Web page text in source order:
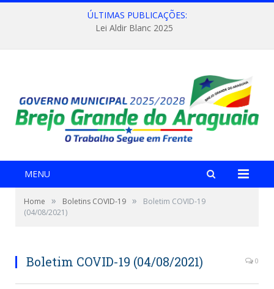
ÚLTIMAS PUBLICAÇÕES:
Lei Aldir Blanc 2025
MENU
Home » Boletins COVID-19 »
Boletim COVID-19
(04/08/2021)
Boletim COVID-19 (04/08/2021) 0